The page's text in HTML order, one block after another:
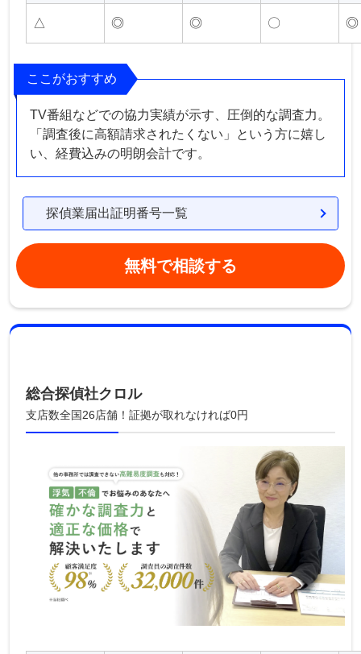
△ ◎ ◎ 〇 ◎
ここがおすすめ
TV番組などでの協力実績が示す、圧倒的な調査力。
「調査後に高額請求されたくない」という方に嬉し
い、経費込みの明朗会計です。
探偵業届出証明番号一覧
無料で相談する
総合探偵社クロル
支店数全国26店舗！証拠が取れなければ0円